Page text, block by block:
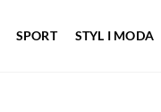
SPORT STYL I MODA